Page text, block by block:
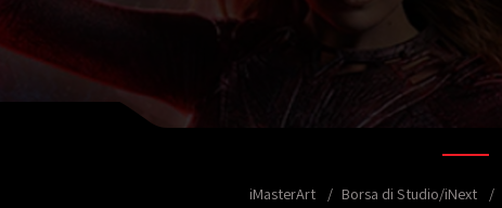
iMasterArt Borsa di Studio/iNext